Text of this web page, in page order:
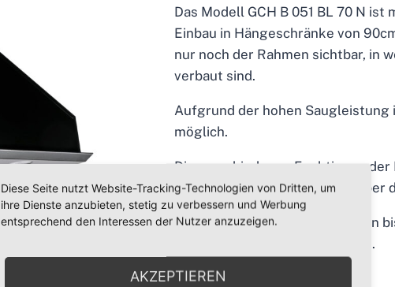
Das Modell GCH B 051 BL 70 N
Einbau in Hängeschränke von
nur noch der Rahmen sichtbar, in
verbaut sind.
Aufgrund der hohen Saugleistung
möglich.
Die verschiedenen Funktionen
Stufenregulierung ) können über
Für ausreichend Power sorgt ein
Inneren der Dunstabzugshaube.
Besonderheiten:
Diese Seite nutzt Website-Tracking-Technologien von Dritten, um
ihre Dienste anzubieten, stetig zu verbessern und Werbung
entsprechend den Interessen der Nutzer anzuzeigen.
AKZEPTIEREN